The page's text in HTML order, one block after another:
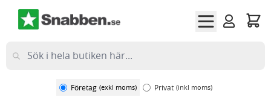
Företag (exkl moms) Privat (inkl moms)